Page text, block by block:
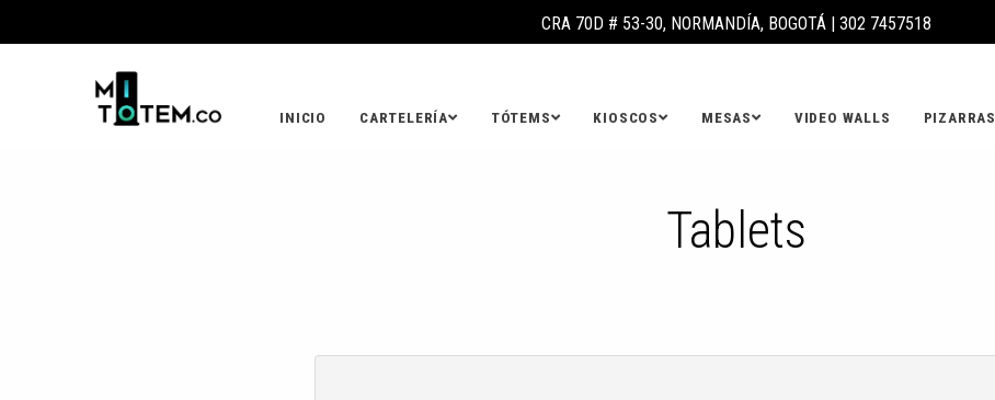
CRA 70D # 53-30, NORMANDÍA, BOGOTÁ | 302 7457518
INICIO CARTELERÍA TÓTEMS KIOSCOS MESAS VIDEO WALLS PIZARRAS
Tablets